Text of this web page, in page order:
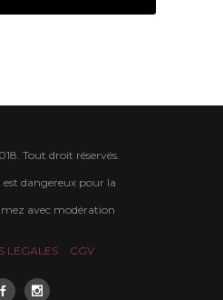
Tout droit réservés.
est dangereux pour la
avec modération
LEGALES CGV